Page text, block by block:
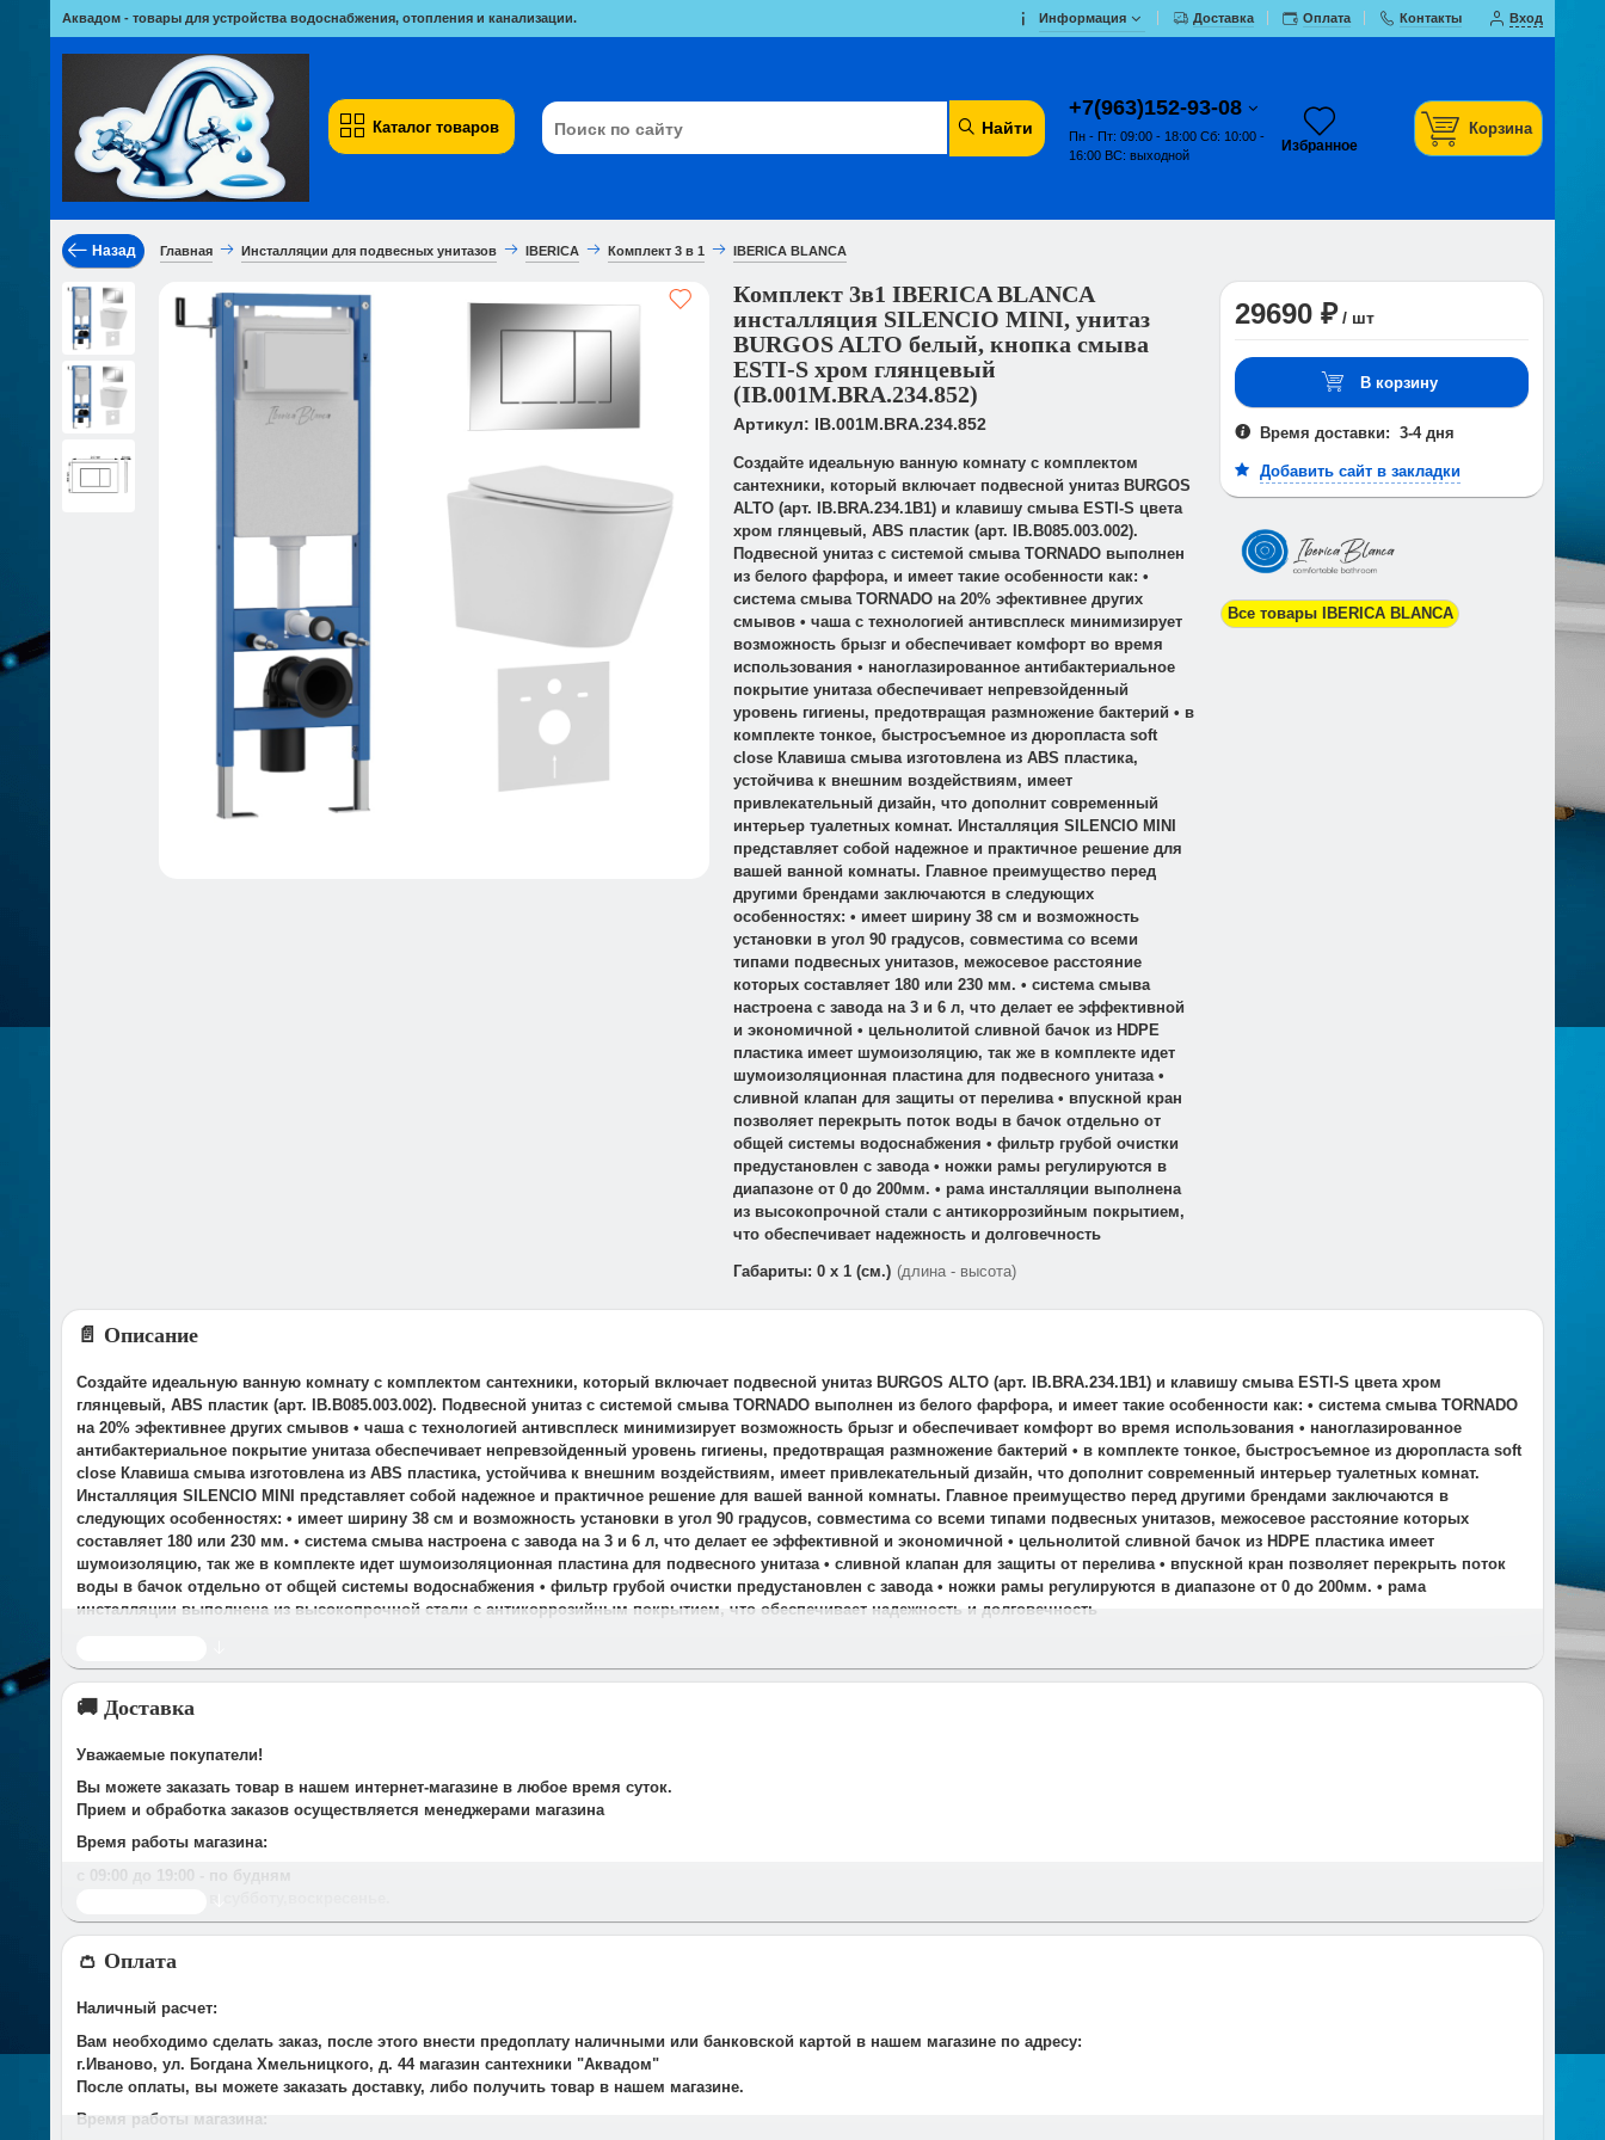
Аквадом - товары для устройства водоснабжения, отопления и канализации. Информация Доставка Оплата Контакты Вход
Каталог товаров Найти
+7(963)152-93-08
Пн - Пт: 09:00 - 18:00 Сб: 10:00 -
16:00 ВС: выходной
Избранное
Корзина
Назад Главная Инсталляции для подвесных унитазов IBERICA Комплект 3 в 1 IBERICA BLANCA
Комплект 3в1 IBERICA BLANCA
инсталляция SILENCIO MINI, унитаз
BURGOS ALTO белый, кнопка смыва
ESTI-S хром глянцевый
(IB.001M.BRA.234.852)
Артикул: IB.001M.BRA.234.852
Создайте идеальную ванную комнату с комплектом
сантехники, который включает подвесной унитаз BURGOS
ALTO (арт. IB.BRA.234.1B1) и клавишу смыва ESTI-S цвета
хром глянцевый, ABS пластик (арт. IB.B085.003.002).
Подвесной унитаз с системой смыва TORNADO выполнен
из белого фарфора, и имеет такие особенности как: •
система смыва TORNADO на 20% эфективнее других
смывов • чаша с технологией антивсплеск минимизирует
возможность брызг и обеспечивает комфорт во время
использования • наноглазированное антибактериальное
покрытие унитаза обеспечивает непревзойденный
уровень гигиены, предотвращая размножение бактерий • в
комплекте тонкое, быстросъемное из дюропласта soft
close Клавиша смыва изготовлена из ABS пластика,
устойчива к внешним воздействиям, имеет
привлекательный дизайн, что дополнит современный
интерьер туалетных комнат. Инсталляция SILENCIO MINI
представляет собой надежное и практичное решение для
вашей ванной комнаты. Главное преимущество перед
другими брендами заключаются в следующих
особенностях: • имеет ширину 38 см и возможность
установки в угол 90 градусов, совместима со всеми
типами подвесных унитазов, межосевое расстояние
которых составляет 180 или 230 мм. • система смыва
настроена с завода на 3 и 6 л, что делает ее эффективной
и экономичной • цельнолитой сливной бачок из HDPE
пластика имеет шумоизоляцию, так же в комплекте идет
шумоизоляционная пластина для подвесного унитаза •
сливной клапан для защиты от перелива • впускной кран
позволяет перекрыть поток воды в бачок отдельно от
общей системы водоснабжения • фильтр грубой очистки
предустановлен с завода • ножки рамы регулируются в
диапазоне от 0 до 200мм. • рама инсталляции выполнена
из высокопрочной стали с антикоррозийным покрытием,
что обеспечивает надежность и долговечность
Габариты: 0 x 1 (см.) (длина - высота)
29690 ₽/ шт
В корзину
Время доставки: 3-4 дня
Добавить сайт в закладки
Все товары IBERICA BLANCA
📄 Описание
Создайте идеальную ванную комнату с комплектом сантехники, который включает подвесной унитаз BURGOS ALTO (арт. IB.BRA.234.1B1) и клавишу смыва ESTI-S цвета хром
глянцевый, ABS пластик (арт. IB.B085.003.002). Подвесной унитаз с системой смыва TORNADO выполнен из белого фарфора, и имеет такие особенности как: • система смыва TORNADO
на 20% эфективнее других смывов • чаша с технологией антивсплеск минимизирует возможность брызг и обеспечивает комфорт во время использования • наноглазированное
антибактериальное покрытие унитаза обеспечивает непревзойденный уровень гигиены, предотвращая размножение бактерий • в комплекте тонкое, быстросъемное из дюропласта soft
close Клавиша смыва изготовлена из ABS пластика, устойчива к внешним воздействиям, имеет привлекательный дизайн, что дополнит современный интерьер туалетных комнат.
Инсталляция SILENCIO MINI представляет собой надежное и практичное решение для вашей ванной комнаты. Главное преимущество перед другими брендами заключаются в
следующих особенностях: • имеет ширину 38 см и возможность установки в угол 90 градусов, совместима со всеми типами подвесных унитазов, межосевое расстояние которых
составляет 180 или 230 мм. • система смыва настроена с завода на 3 и 6 л, что делает ее эффективной и экономичной • цельнолитой сливной бачок из HDPE пластика имеет
шумоизоляцию, так же в комплекте идет шумоизоляционная пластина для подвесного унитаза • сливной клапан для защиты от перелива • впускной кран позволяет перекрыть поток
воды в бачок отдельно от общей системы водоснабжения • фильтр грубой очистки предустановлен с завода • ножки рамы регулируются в диапазоне от 0 до 200мм. • рама
инсталляции выполнена из высокопрочной стали с антикоррозийным покрытием, что обеспечивает надежность и долговечность
🚚 Доставка
Уважаемые покупатели!
Вы можете заказать товар в нашем интернет-магазине в любое время суток.
Прием и обработка заказов осуществляется менеджерами магазина
Время работы магазина:
с 09:00 дo 19:00 - по будням
Срок доставки оговаривается при подтверждении заказа.
У компании есть служба доставки, дополнительно мы сотрудничаем со службой такси. Мы заранее оговариваем удобную дату и время и предупреждаем за час до приезда.
Стоимость доставки до Вашего подъезда в г.Иваново составляет 700 рублей.
*Доставка осуществляется до подъезда. Разгрузка товара не осуществляется.
👛 Оплата
Наличный расчет:
Вам необходимо сделать заказ, после этого внести предоплату наличными или банковской картой в нашем магазине по адресу:
г.Иваново, ул. Богдана Хмельницкого, д. 44 магазин сантехники "Аквадом"
После оплаты, вы можете заказать доставку, либо получить товар в нашем магазине.
Время работы магазина: